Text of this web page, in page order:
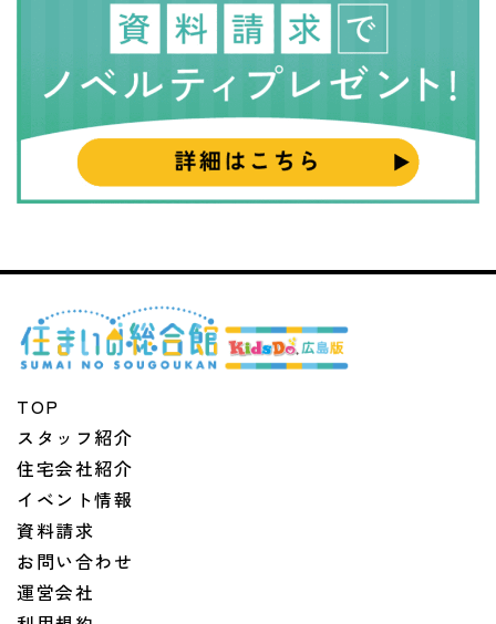
TOP
スタッフ紹介
住宅会社紹介
イベント情報
資料請求
お問い合わせ
運営会社